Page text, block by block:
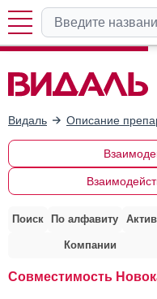
Видаль Описание
Поиск По алфавиту
Компании
Совместимость